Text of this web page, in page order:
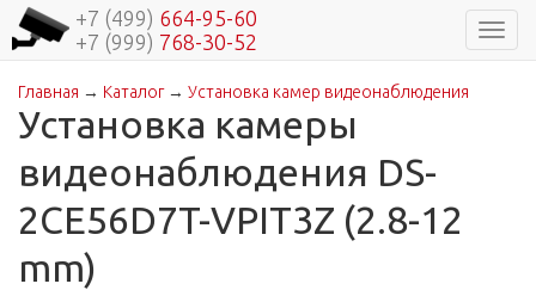
+7 (499) 664-95-60
+7 (999) 768-30-52
Вы здесь
Главная → Каталог→ Установка камер видеонаблюдения
Установка камеры
видеонаблюдения DS-
2CE56D7T-VPIT3Z (2.8-12
mm)